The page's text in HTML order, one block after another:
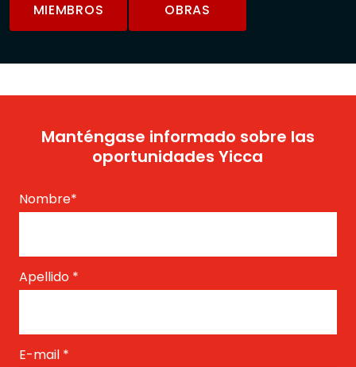
MIEMBROS OBRAS
Manténgase informado sobre las
oportunidades Yicca
Nombre*
Apellido *
E-mail *